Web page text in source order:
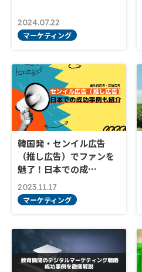
2024.07.22
マーケティング
韓国発・センイル広告
（推し広告）でファンを
魅了！日本での成…
2023.11.17
マーケティング